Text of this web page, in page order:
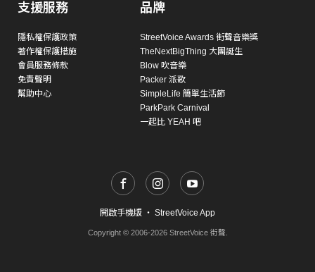
支援服務
隱私權保護政策
著作權保護措施
會員服務條款
免責聲明
幫助中心
品牌
StreetVoice Awards 街聲音樂獎
TheNextBigThing 大團誕生
Blow 吹音樂
Packer 派歌
SimpleLife 簡單生活節
ParkPark Carnival
一起比 YEAH 吧
開啟手機版 ・ StreetVoice App
Copyright © 2006-2026 StreetVoice 街聲.